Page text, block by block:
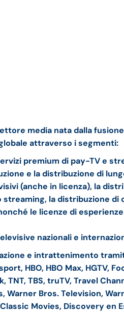
media nata dalla
attraverso i segmenti:
premium di pay-TV e
e la distribuzione di
(anche in licenza), la
la distribuzione
le licenze di
nazionali e
e intrattenimento
HBO, HBO Max, HGTV,
TBS, truTV, Travel
Warner Bros. Television,
Movies, Discovery en